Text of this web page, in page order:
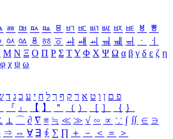
ㅭ ㅮ ㅯ ㅰ ㅱ ㅲ ㅳ ㅴ ㅵ ㅶ ㅷ ㅸ
ㅹ
ㆂ ㆃ ㆄ ㆅ ㆆ ㆇ ㆈ ㆉ ㆊ ㆋ ㆌ ㆍ
ㆎ
Μ Ν Ξ Ο Π Ρ Σ ΤΥ Φ Χ Ψ Ω α β γ δ ε ζ η
φ χ ψ ω
פ ם ן ו ט א ר ק ף ך ל ח י ע כ ג ד
『 』 【 】 ＂ （ ） ［ ］ ｛ ｝
⊥ ⌒ ∂ ∇ ≡ ≒ ≪ ≫ √ ∽ ∝ ∵ ∫ ∬ ∈ ∋
⇒ ⇔ ∀ ∃ ∮ ∑ ∏ ＋ － ＜ ＝
＞